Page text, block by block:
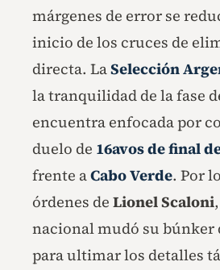
márgenes de error se
inicio de los cruces de
directa. LaSelección
la tranquilidad de la fase
encuentra enfocada por
duelo de 16avos de final
frente aCabo Verde. Por
órdenes de Lionel Scaloni
nacional mudó su búnker
para ultimar los detalles